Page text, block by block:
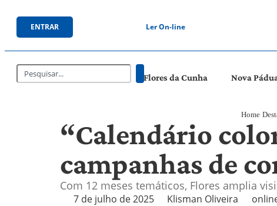
ENTRAR Ler On-line
Flores da Cunha Nova
Home
“Calendário
campanhas de
Com 12 meses temáticos, Flores amplia
7 de julho de 2025 Klisman Oliveira